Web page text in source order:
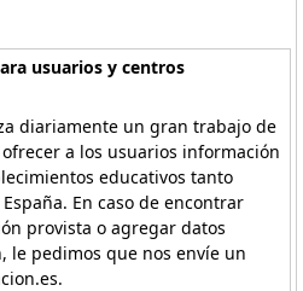
usuarios y centros
diariamente un gran trabajo de
a los usuarios información
educativos tanto
En caso de encontrar
provista o agregar datos
le pedimos que nos envíe un